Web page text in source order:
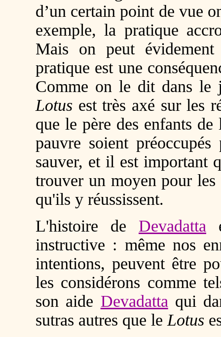
d’un certain point de vue
exemple, la pratique
Mais on peut
pratique est une
Comme on le dit dans le
Lotus est très axé sur les
que le père des enfants
pauvre soient
sauver, et il est important
trouver un moyen pour
qu'ils y réussissent.
L'histoire de Devadatta
instructive : même nos
intentions, peuvent être
les considérons comme
son aide Devadatta qui
sutras autres que le Lotus